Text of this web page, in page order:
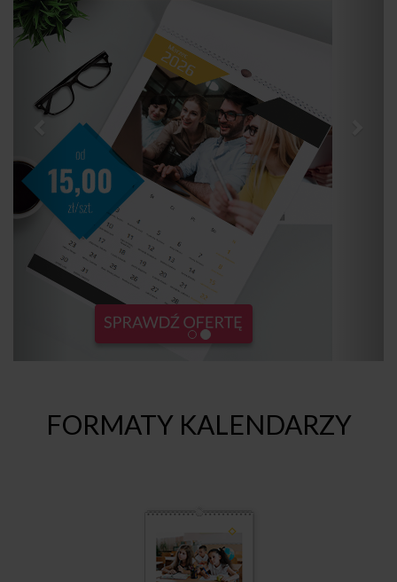
FORMATY KALENDARZY